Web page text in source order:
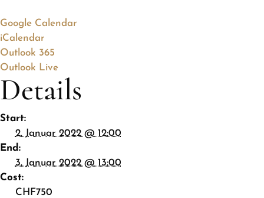
Google Calendar
iCalendar
Outlook 365
Outlook Live
Details
Start:
2. Januar 2022 @ 12:00
End:
3. Januar 2022 @ 13:00
Cost:
CHF750